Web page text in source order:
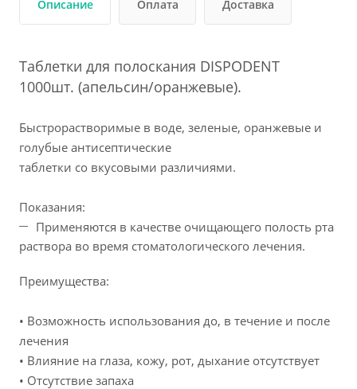
Описание Оплата Доставка
Таблетки для полоскания DISPODENT
1000шт. (апельсин/оранжевые).
Быстрорастворимые в воде, зеленые, оранжевые и
голубые антисептические
таблетки со вкусовыми различиями.
Показания:
Применяются в качестве очищающего полость рта
раствора во время стоматологического лечения.
Преимущества:
• Возможность использования до, в течение и после
лечения
• Влияние на глаза, кожу, рот, дыхание отсутствует
• Отсутствие запаха